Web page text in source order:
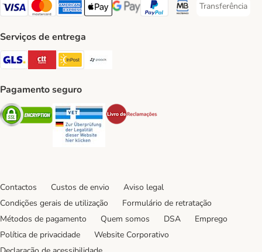
Visa Payment Method
Mastercard Payment Method
American Express Payment Method
Apple Pay Payment Method
Google Pay Payment Method
PayPal Payment Method
Multibanco Payment
Transferência
Transferência
Serviços de entrega
GLS Shipping Method
CTTExpress Shipping Method
InPost Shipping Method
Pagamento seguro
Security Security
Contactos Custos de envio
Aviso legal
Condições gerais de utilização
Formulário de retratação
Métodos de pagamento
Quem somos DSA
Emprego
Política de privacidade
Website Corporativo